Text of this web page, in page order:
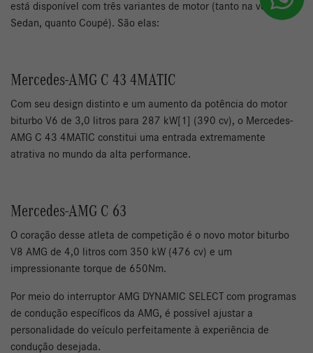
está disponível com três variantes de motor (tanto na versão
Sedan, quanto Coupé). São elas:
Mercedes-AMG C 43 4MATIC
Com seu design distinto e um aumento da potência do motor
biturbo V6 de 3,0 litros para 287 kW[1] (390 cv), o Mercedes-
AMG C 43 4MATIC constitui uma entrada extremamente
atrativa no mundo da alta performance.
Mercedes-AMG C 63
O coração desse atleta de competição é o novo motor biturbo
V8 AMG de 4,0 litros com 350 kW (476 cv) e um
impressionante torque de 650Nm.
Por meio do interruptor AMG DYNAMIC SELECT com programas
de condução específicos da AMG, é possível ajustar a
personalidade do veículo perfeitamente à experiência de
condução desejada.